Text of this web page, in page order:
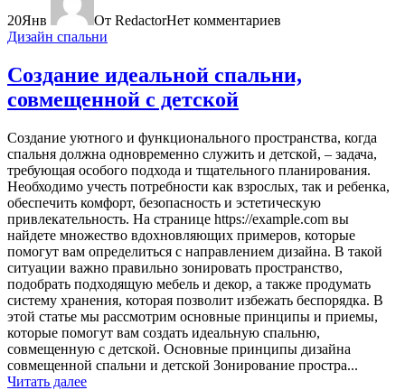
20Янв От RedactorНет комментариев
Дизайн спальни
Создание идеальной спальни,
совмещенной с детской
Создание уютного и функционального пространства, когда
спальня должна одновременно служить и детской, – задача,
требующая особого подхода и тщательного планирования.
Необходимо учесть потребности как взрослых, так и ребенка,
обеспечить комфорт, безопасность и эстетическую
привлекательность. На странице https://example.com вы
найдете множество вдохновляющих примеров, которые
помогут вам определиться с направлением дизайна. В такой
ситуации важно правильно зонировать пространство,
подобрать подходящую мебель и декор, а также продумать
систему хранения, которая позволит избежать беспорядка. В
этой статье мы рассмотрим основные принципы и приемы,
которые помогут вам создать идеальную спальню,
совмещенную с детской. Основные принципы дизайна
совмещенной спальни и детской Зонирование простра...
Читать далее